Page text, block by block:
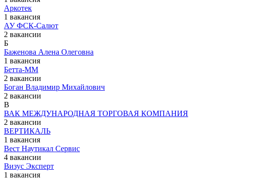
Аркотек
1 вакансия
АУ ФСК-Салют
2 вакансии
Б
Баженова Алена Олеговна
1 вакансия
Бетта-ММ
2 вакансии
Боган Владимир Михайлович
2 вакансии
В
ВАК МЕЖДУНАРОДНАЯ ТОРГОВАЯ КОМПАНИЯ
2 вакансии
ВЕРТИКАЛЬ
1 вакансия
Вест Наутикал Сервис
4 вакансии
Визус Эксперт
1 вакансия